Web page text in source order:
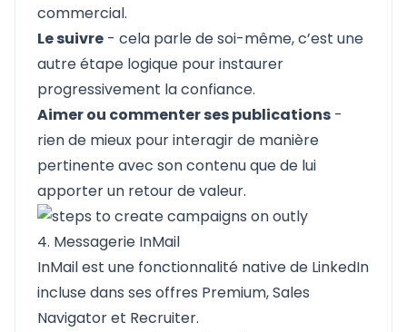
commercial.
Le suivre - cela parle de soi-même, c’est une
autre étape logique pour instaurer
progressivement la confiance.
Aimer ou commenter ses publications -
rien de mieux pour interagir de manière
pertinente avec son contenu que de lui
apporter un retour de valeur.
4. Messagerie InMail
InMail est une fonctionnalité native de LinkedIn
incluse dans ses offres Premium, Sales
Navigator et Recruiter.